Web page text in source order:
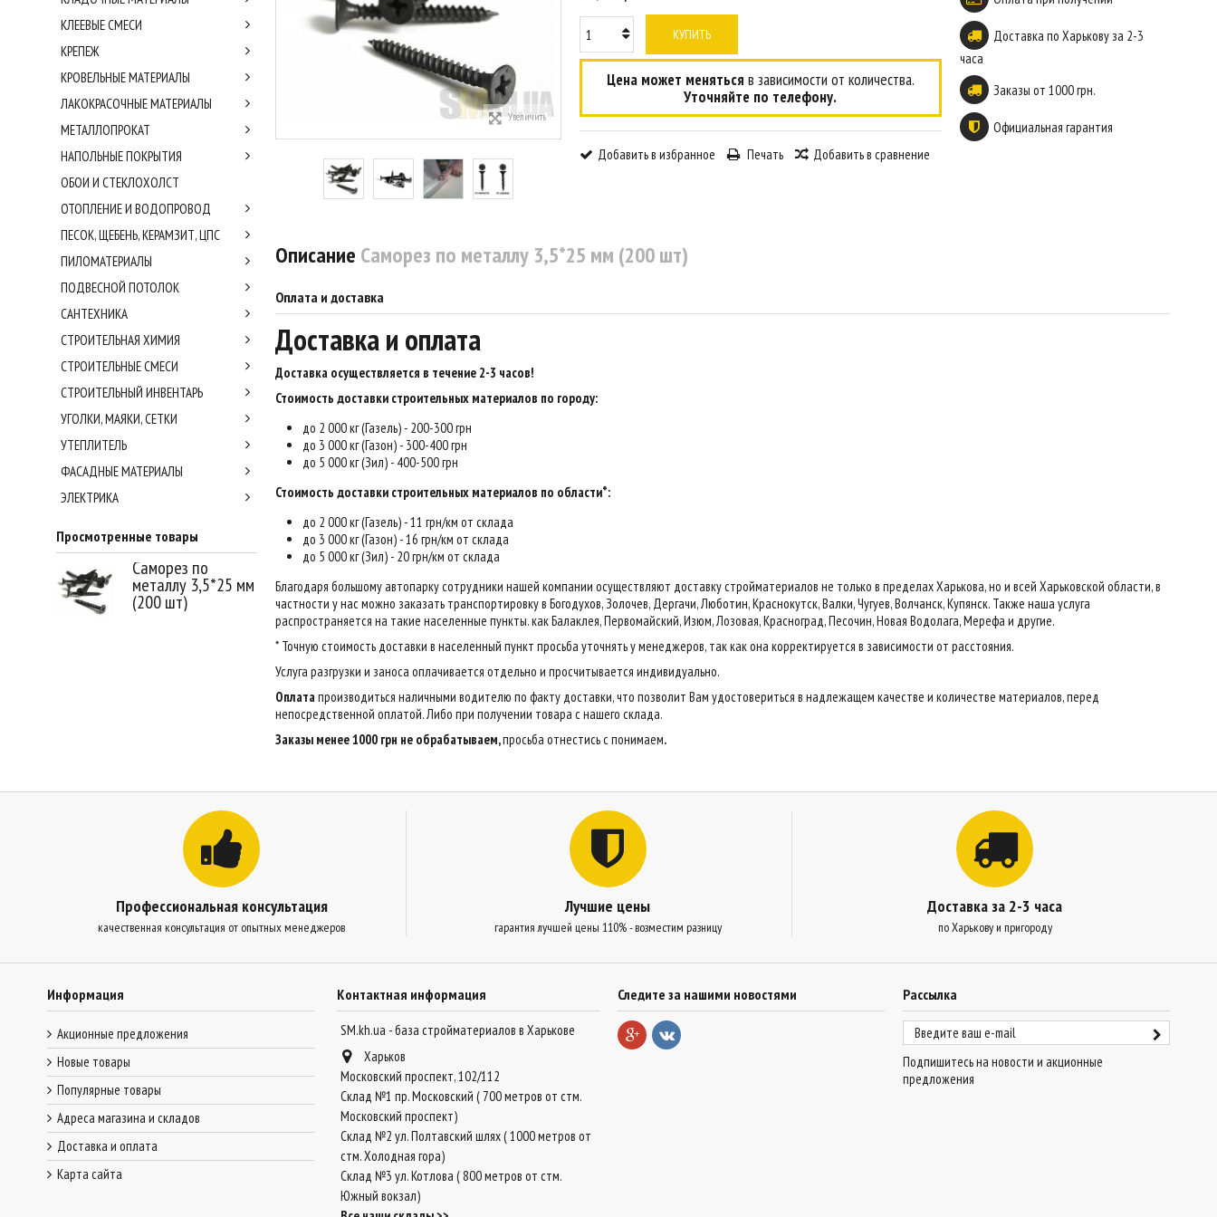
Увеличить
КУПИТЬ
Цена может меняться в зависимости от количества.
Уточняйте по телефону.
Добавить в избранное Печать Добавить в сравнение
Доставка по Харькову за 2-3
часа
Заказы от 1000 грн.
Официальная гарантия
Описание Саморез по металлу 3,5*25 мм (200 шт)
Оплата и доставка
Доставка и оплата
Доставка осуществляется в течение 2-3 часов!
Стоимость доставки строительных материалов по городу:
до 2 000 кг (Газель) - 200-300 грн
до 3 000 кг (Газон) - 300-400 грн
до 5 000 кг (Зил) - 400-500 грн
Стоимость доставки строительных материалов по области*:
до 2 000 кг (Газель) - 11 грн/км от склада
до 3 000 кг (Газон) - 16 грн/км от склада
до 5 000 кг (Зил) - 20 грн/км от склада
Благодаря большому автопарку сотрудники нашей компании осуществляют доставку стройматериалов не только в пределах Харькова, но и всей Харьковской области, в
частности у нас можно заказать транспортировку в Богодухов, Золочев, Дергачи, Люботин, Краснокутск, Валки, Чугуев, Волчанск, Купянск. Также наша услуга
распространяется на такие населенные пункты. как Балаклея, Первомайский, Изюм, Лозовая, Красноград, Песочин, Новая Водолага, Мерефа и другие.
* Точную стоимость доставки в населенный пункт просьба уточнять у менеджеров, так как она корректируется в зависимости от расстояния.
Услуга разгрузки и заноса оплачивается отдельно и просчитывается индивидуально.
Оплатапроизводиться наличными водителю по факту доставки, что позволит Вам удостовериться в надлежащем качестве и количестве материалов, перед
непосредственной оплатой. Либо при получении товара с нашего склада.
Заказы менее 1000 грн не обрабатываем,просьба отнестись с понимаем.
КЛЕЕВЫЕ СМЕСИ
КРЕПЕЖ
КРОВЕЛЬНЫЕ МАТЕРИАЛЫ
ЛАКОКРАСОЧНЫЕ МАТЕРИАЛЫ
МЕТАЛЛОПРОКАТ
НАПОЛЬНЫЕ ПОКРЫТИЯ
ОБОИ И СТЕКЛОХОЛСТ
ОТОПЛЕНИЕ И ВОДОПРОВОД
ПЕСОК, ЩЕБЕНЬ, КЕРАМЗИТ, ЦПС
ПИЛОМАТЕРИАЛЫ
ПОДВЕСНОЙ ПОТОЛОК
САНТЕХНИКА
СТРОИТЕЛЬНАЯ ХИМИЯ
СТРОИТЕЛЬНЫЕ СМЕСИ
СТРОИТЕЛЬНЫЙ ИНВЕНТАРЬ
УГОЛКИ, МАЯКИ, СЕТКИ
УТЕПЛИТЕЛЬ
ФАСАДНЫЕ МАТЕРИАЛЫ
ЭЛЕКТРИКА
Просмотренные товары
Саморез по
металлу 3,5*25 мм
(200 шт)
Профессиональная консультация
качественная консультация от опытных менеджеров
Лучшие цены
гарантия лучшей цены 110% - возместим разницу
Доставка за 2-3 часа
по Харькову и пригороду
Информация
Акционные предложения
Новые товары
Популярные товары
Адреса магазина и складов
Доставка и оплата
Карта сайта
Контактная информация
SM.kh.ua - база стройматериалов в Харькове
Харьков
Московский проспект, 102/112
Склад №1 пр. Московский ( 700 метров от стм.
Московский проспект)
Склад №2 ул. Полтавский шлях ( 1000 метров от
стм. Холодная гора)
Склад №3 ул. Котлова ( 800 метров от стм.
Южный вокзал)
Рассылка
Подпишитесь на новости и акционные
предложения
Следите за нашими новостями